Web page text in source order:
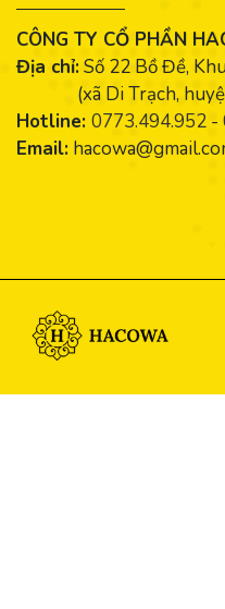
CÔNG TY CỔ PHẦN
Địa chỉ:Số 22 Bồ Đề,
(xã Di Trạch,
Hotline: 0773.494.952 -
Email: